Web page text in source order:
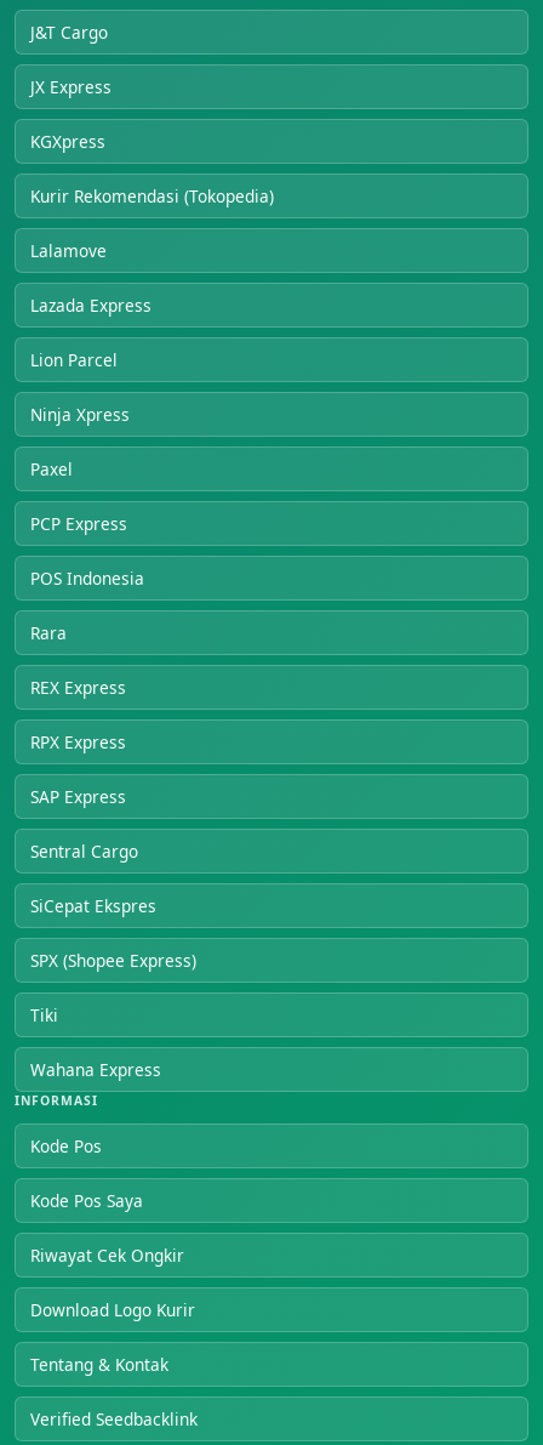
J&T Cargo
JX Express
KGXpress
Kurir Rekomendasi (Tokopedia)
Lalamove
Lazada Express
Lion Parcel
Ninja Xpress
Paxel
PCP Express
POS Indonesia
Rara
REX Express
RPX Express
SAP Express
Sentral Cargo
SiCepat Ekspres
SPX (Shopee Express)
Tiki
Wahana Express
INFORMASI
Kode Pos
Kode Pos Saya
Riwayat Cek Ongkir
Download Logo Kurir
Tentang & Kontak
Verified Seedbacklink